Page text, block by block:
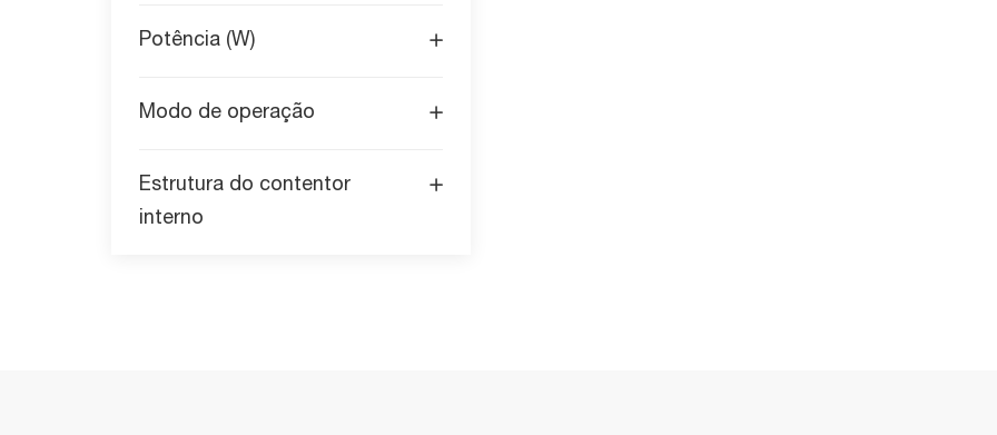
Potência (W)
Modo de operação
Estrutura do contentor
interno